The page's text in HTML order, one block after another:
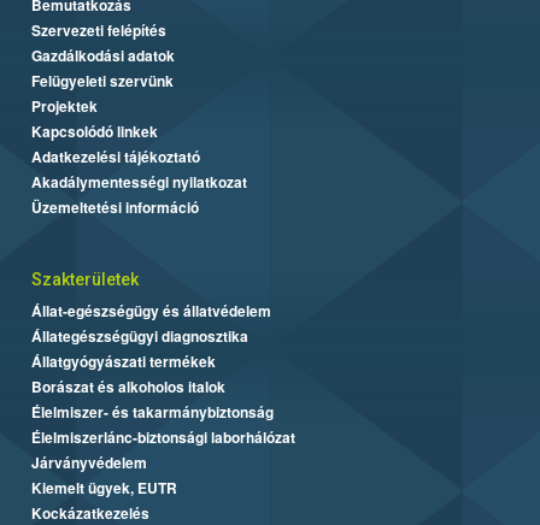
Bemutatkozás
Szervezeti felépítés
Gazdálkodási adatok
Felügyeleti szervünk
Projektek
Kapcsolódó linkek
Adatkezelési tájékoztató
Akadálymentességi nyilatkozat
Üzemeltetési információ
Szakterületek
Állat-egészségügy és állatvédelem
Állategészségügyi diagnosztika
Állatgyógyászati termékek
Borászat és alkoholos italok
Élelmiszer- és takarmánybiztonság
Élelmiszerlánc-biztonsági laborhálózat
Járványvédelem
Kiemelt ügyek, EUTR
Kockázatkezelés